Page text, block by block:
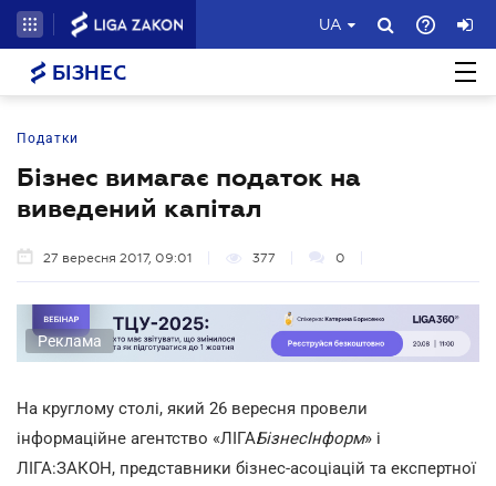
UA
БІЗНЕС
Податки
Бізнес вимагає податок на
виведений капітал
27 вересня 2017, 09:01 377 0
Реклама
На круглому столі, який 26 вересня провели
інформаційне агентство «ЛІГАБізнесІнформ» і
ЛІГА:ЗАКОН, представники бізнес-асоціацій та експертної